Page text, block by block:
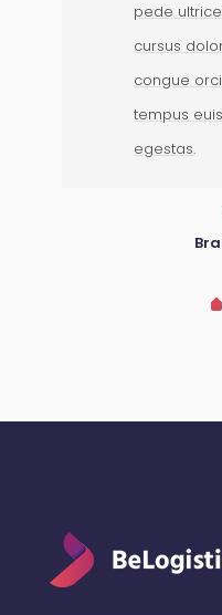
pede
cursus
congue
tempus
egestas.